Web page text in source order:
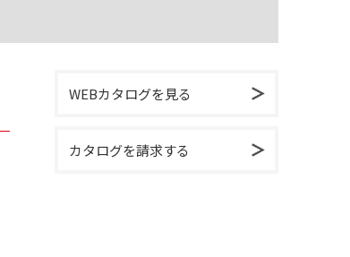
WEBカタログを見る
カタログを請求する